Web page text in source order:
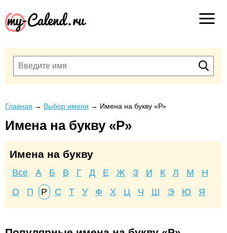
Главная → Выбор имени → Имена на букву «Р»
Имена на букву «Р»
Имена на букву
Все А Б В Г Д Е Ж З И К Л М
Н
О
П Р С Т У Ф Х Ц Ч Ш Э Ю Я